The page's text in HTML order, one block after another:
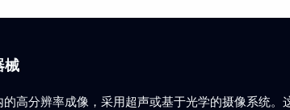
械
高分辨率成像，采用超声或基于光学的摄像系统